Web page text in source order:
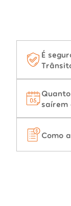
É
saírem
Como